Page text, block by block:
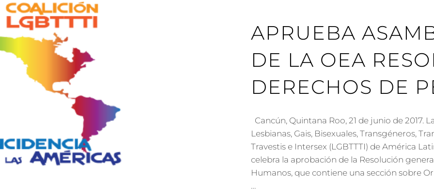
APRUEBA
DE LA OEA
DERECHOS DE
Cancún, Quintana Roo, 21 de junio de 2017.
Lesbianas, Gais, Bisexuales, Transgéneros,
Travestis e Intersex (LGBTTTI) de América
celebra la aprobación de la Resolución
Humanos, que contiene una sección sobre
…